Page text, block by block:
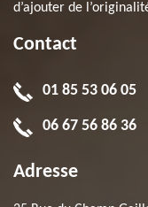
d’ajouter de
Contact
01 85 53 06 05
06 67 56 86 36
Adresse